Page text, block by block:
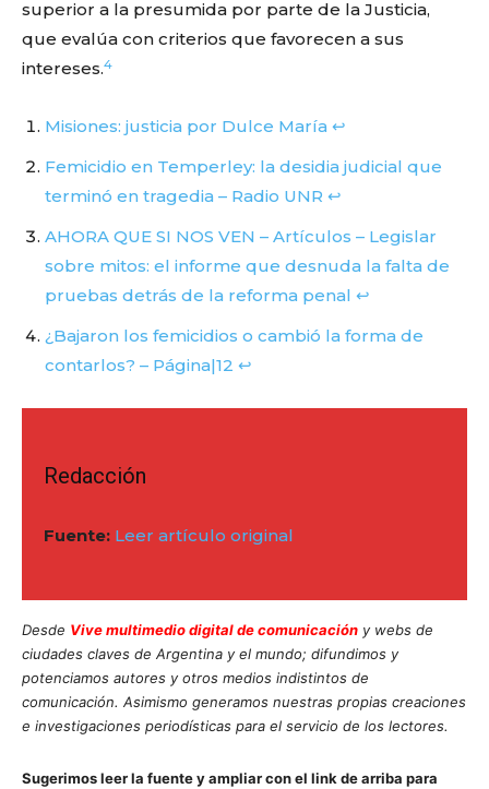
superior a la presumida por parte de la Justicia,
que evalúa con criterios que favorecen a sus
intereses.4
Misiones: justicia por Dulce María ↩︎
Femicidio en Temperley: la desidia judicial que
terminó en tragedia – Radio UNR ↩︎
AHORA QUE SI NOS VEN – Artículos – Legislar
sobre mitos: el informe que desnuda la falta de
pruebas detrás de la reforma penal ↩︎
¿Bajaron los femicidios o cambió la forma de
contarlos? – Página|12 ↩︎
Redacción
Fuente: Leer artículo original
Desde Vive multimedio digital de comunicación y webs de
ciudades claves de Argentina y el mundo; difundimos y
potenciamos autores y otros medios indistintos de
comunicación. Asimismo generamos nuestras propias creaciones
e investigaciones periodísticas para el servicio de los lectores.
Sugerimos leer la fuente y ampliar con el link de arriba para